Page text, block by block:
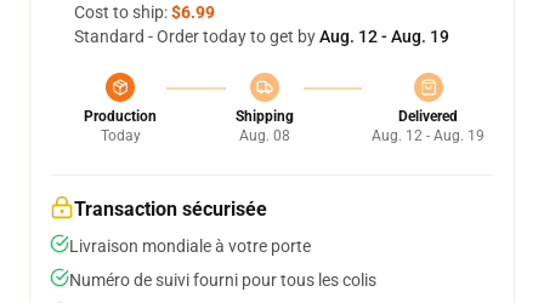
Cost to ship:$6.99
Standard - Order today to get byAug. 12 - Aug. 19
Production
Today
Shipping
Aug. 08
Delivered
Aug. 12 - Aug. 19
Transaction sécurisée
Livraison mondiale à votre porte
Numéro de suivi fourni pour tous les colis